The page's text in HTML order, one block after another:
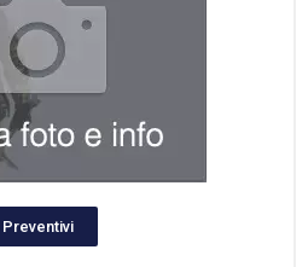
Preventivi